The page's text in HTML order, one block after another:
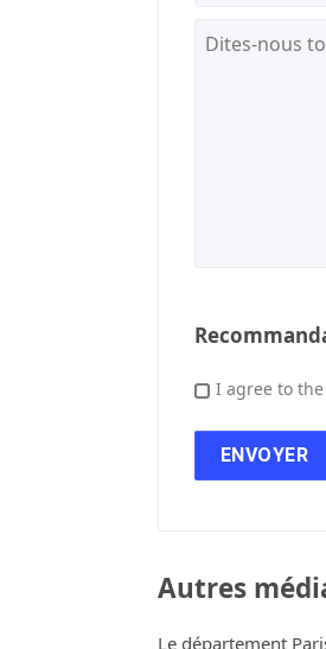
I agree to
Autres
Le département